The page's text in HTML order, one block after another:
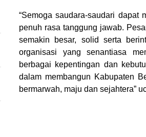
“Semoga saudara-saudari
penuh rasa tanggung jawab.
semakin besar, solid serta
organisasi yang senantiasa
berbagai kepentingan dan
dalam membangun Kabupaten
bermarwah, maju dan sejahtera”